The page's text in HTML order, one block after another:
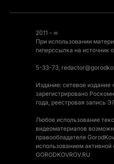
2011 - ∞
При использовании
гиперссылка на источник
5-33-73,
Издание: сетевое издание
зарегистрировано
года, реестровая запись
Любое использование
видеоматериалов
правообладателя
использованием
GORODKOVROV.RU